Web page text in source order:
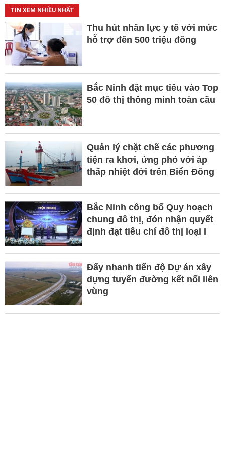
TIN XEM NHIỀU NHẤT
Thu hút nhân lực y tế với mức
hỗ trợ đến 500 triệu đồng
Bắc Ninh đặt mục tiêu vào Top
50 đô thị thông minh toàn cầu
Quản lý chặt chẽ các phương
tiện ra khơi, ứng phó với áp
thấp nhiệt đới trên Biển Đông
Bắc Ninh công bố Quy hoạch
chung đô thị, đón nhận quyết
định đạt tiêu chí đô thị loại I
Đẩy nhanh tiến độ Dự án xây
dựng tuyến đường kết nối liên
vùng